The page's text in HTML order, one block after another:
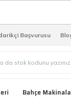
Başvurusu
Bahçe